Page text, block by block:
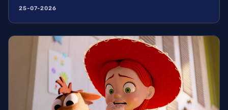
huidige filmindustrie. Wij kijken alvast uit naar de
25-07-2026